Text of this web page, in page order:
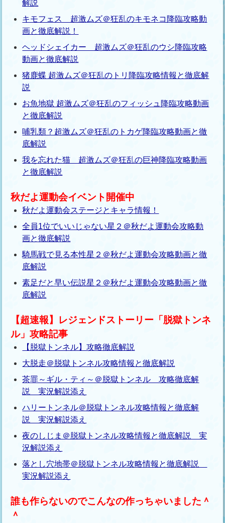
解説
キモフェス 超激ムズ＠狂乱のキモネコ降臨攻略動
画と徹底解説！
ヘッドシェイカー 超激ムズ＠狂乱のウシ降臨攻略
動画と徹底解説
猪鹿蝶 超激ムズ＠狂乱のトリ降臨攻略情報と徹底解
説
お魚地獄 超激ムズ＠狂乱のフィッシュ降臨攻略動画
と徹底解説
哺乳類？超激ムズ＠狂乱のトカゲ降臨攻略動画と徹
底解説
我を忘れた猫 超激ムズ＠狂乱の巨神降臨攻略動画
と徹底解説
秋だよ運動会イベント開催中
秋だよ運動会ステージとキャラ情報！
全員1位でいいじゃない星２＠秋だよ運動会攻略動
画と徹底解説
騎馬戦で見る本性星２＠秋だよ運動会攻略動画と徹
底解説
素足だと早い伝説星２＠秋だよ運動会攻略動画と徹
底解説
【超速報】レジェンドストーリー「脱獄トンネ
ル」攻略記事
【脱獄トンネル】攻略徹底解説
大脱走＠脱獄トンネル攻略情報と徹底解説
茶罪～ギル・ティ～＠脱獄トンネル 攻略徹底解
説 実況解説添え
ハリートンネル＠脱獄トンネル攻略情報と徹底解
説 実況解説添え
夜のしじま＠脱獄トンネル攻略情報と徹底解説 実
況解説添え
落とし穴地帯＠脱獄トンネル攻略情報と徹底解説
実況解説添え
誰も作らないのでこんなの作っちゃいました＾
＾